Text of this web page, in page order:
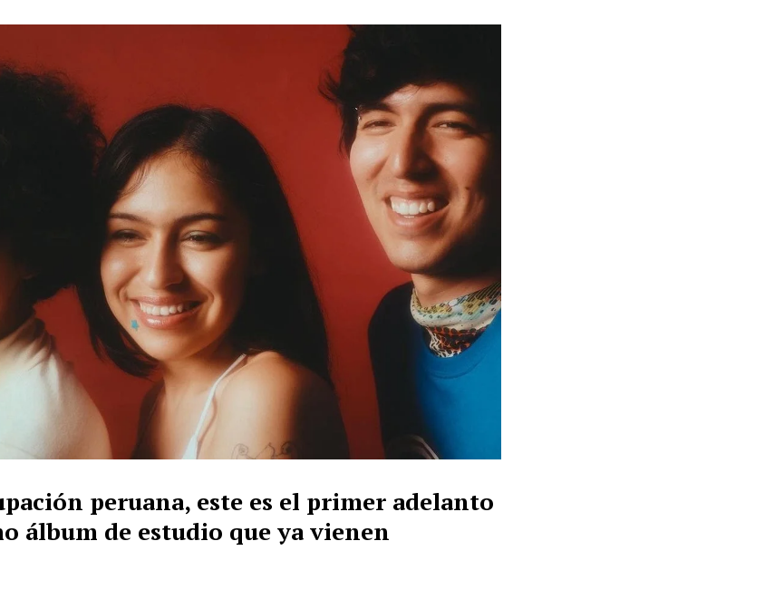
peruana, este es el primer adelanto
álbum de estudio que ya vienen